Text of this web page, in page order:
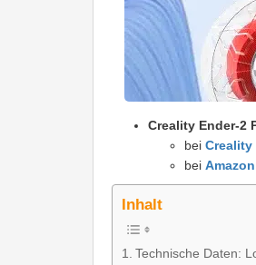
Creality Ender-2
bei Creality
bei
Inhalt
Technische Daten: